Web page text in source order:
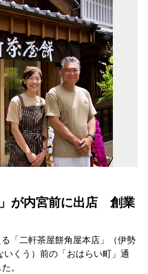
が内宮前に出店 創業
「二軒茶屋餅角屋本店」（伊勢
くう）前の「おはらい町」通
。